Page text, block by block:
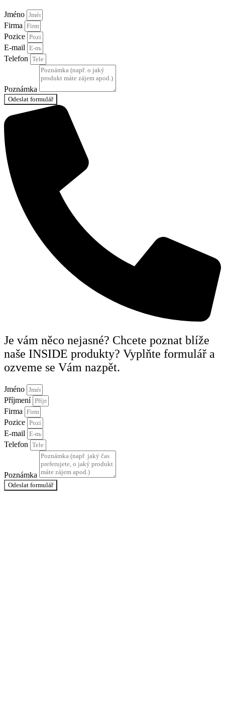
Jméno
Firma
Pozice
E-mail
Telefon
Poznámka
Odeslat formulář
Je vám něco nejasné? Chcete poznat blíže
naše INSIDE produkty? Vyplňte formulář a
ozveme se Vám nazpět.
Jméno
Příjmení
Firma
Pozice
E-mail
Telefon
Poznámka
Odeslat formulář